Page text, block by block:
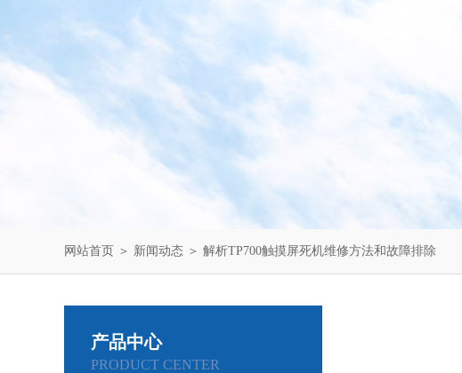
网站首页 ＞ 新闻动态 ＞ 解析TP700触摸屏死机维修方法和故障排除
产品中心
PRODUCT CENTER